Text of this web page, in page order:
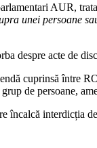
AUR,
unei persoane
despre acte de
cuprinsă între
de persoane,
încalcă interdicția